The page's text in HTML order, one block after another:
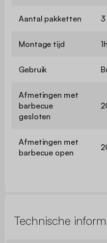
Aantal pakketten 3
Montage tijd
Gebruik
Afmetingen met
barbecue
gesloten
Afmetingen met
barbecue open
Technische